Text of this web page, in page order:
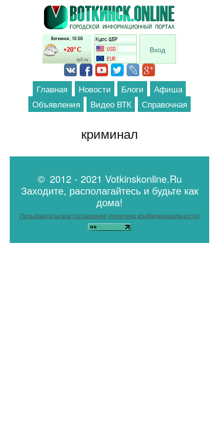
Перейти к основному содержанию
Вход
Главная Новости Блоги
Афиша
Объявления
Видео ВТК Справочная
криминал
© 2012 - 2021 Votkinskonline.Ru
Заходите, располагайтесь и будьте как
дома!
Пользовательское соглашение (политика конфиденциальности)